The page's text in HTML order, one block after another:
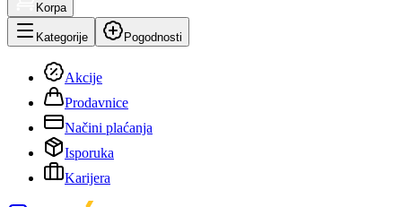
Korpa
Kategorije Pogodnosti
Akcije
Prodavnice
Načini plaćanja
Isporuka
Karijera